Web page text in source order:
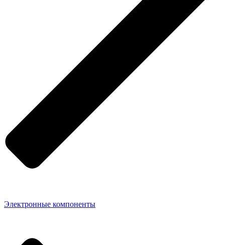
Электронные компоненты